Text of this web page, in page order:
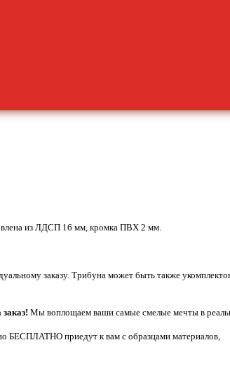
из ЛДСП 16 мм, кромка ПВХ 2 мм.
заказу. Трибуна может быть также
заказ! Мы воплощаем ваши самые смелые мечты в
БЕСПЛАТНО приедут к вам с образцами материалов,